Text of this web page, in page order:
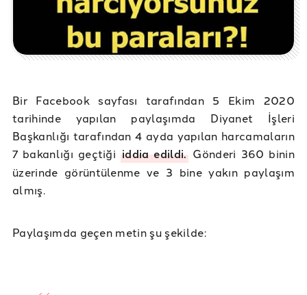
Bir Facebook sayfası tarafından 5 Ekim 2020
tarihinde yapılan paylaşımda Diyanet İşleri
Başkanlığı tarafından 4 ayda yapılan harcamaların
7 bakanlığı geçtiği iddia edildi.Gönderi 360 binin
üzerinde görüntülenme ve 3 bine yakın paylaşım
almış.
Paylaşımda geçen metin şu şekilde: